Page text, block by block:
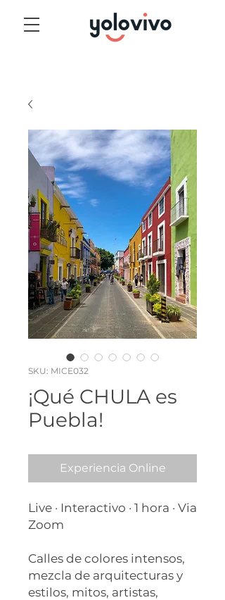
SKU: MICE032
¡Qué CHULA es
Puebla!
Experiencia Online
Live · Interactivo · 1 hora · Via
Zoom
Calles de colores intensos,
mezcla de arquitecturas y
estilos, mitos, artistas,